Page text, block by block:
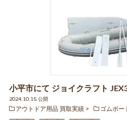
小平市にて ジョイクラフト
2024.10.15 公開
アウトドア用品 買取実績
ゴムボー